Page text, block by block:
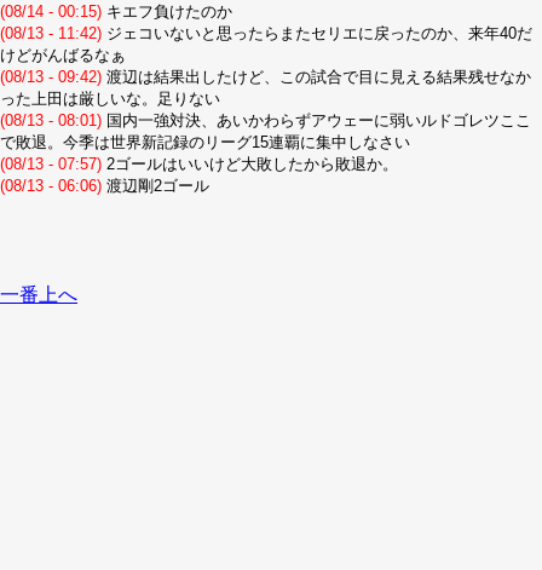
(08/14 - 00:15) キエフ負けたのか
(08/13 - 11:42) ジェコいないと思ったらまたセリエに戻ったのか、来年40だ
けどがんばるなぁ
(08/13 - 09:42) 渡辺は結果出したけど、この試合で目に見える結果残せなか
った上田は厳しいな。足りない
(08/13 - 08:01) 国内一強対決、あいかわらずアウェーに弱いルドゴレツここ
で敗退。今季は世界新記録のリーグ15連覇に集中しなさい
(08/13 - 07:57) 2ゴールはいいけど大敗したから敗退か。
(08/13 - 06:06) 渡辺剛2ゴール
一番上へ